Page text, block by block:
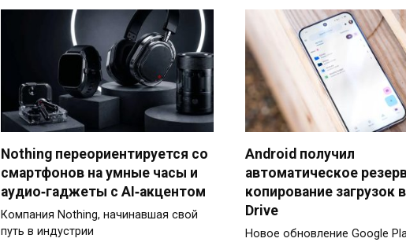
Nothing переориентируется со
смартфонов на умные часы и
аудио‑гаджеты с AI‑акцентом
Компания Nothing, начинавшая свой
путь в индустрии
Android получил
автоматическое
копирование загрузок
Drive
Новое обновление Google